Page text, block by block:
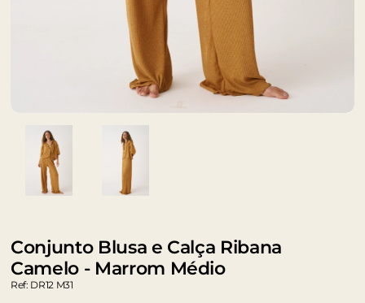
Conjunto Blusa e Calça Ribana
Camelo - Marrom Médio
Ref: DR12 M31